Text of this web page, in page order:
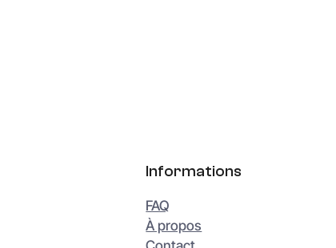
Informations
FAQ
À propos